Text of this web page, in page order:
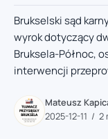
Brukselski sąd
wyrok dotyczący
Bruksela-Północ,
interwencji
Mateusz
2025-12-11
2